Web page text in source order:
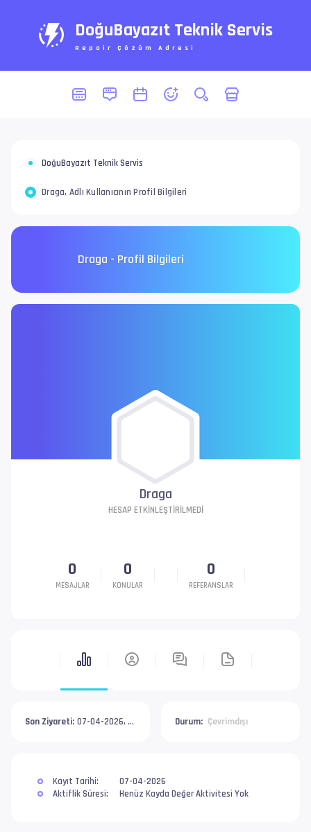
DoğuBayazıt Teknik Servis
Repair Çözüm Adresi
DoğuBayazıt Teknik Servis
Draga, Adlı Kullanıcının Profil Bilgileri
Draga - Profil Bilgileri
0
MESAJLAR
0
KONULAR
0
REFERANSLAR
Draga
HESAP ETKINLEŞTIRILMEDI
Son Ziyareti: 07-04-2026, 07:32 AM Durum: Çevrimdışı
Kayıt Tarihi:
07-04-2026
Aktiflik Süresi:
Henüz Kayda Değer Aktivitesi Yok